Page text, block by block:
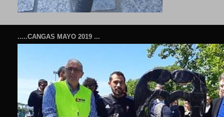
.....CANGAS MAYO 2019 ...